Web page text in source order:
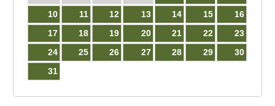
10
11 12 13 14 15
16
17
18 19 20 21 22
23
24
25 26 27 28 29
30
31